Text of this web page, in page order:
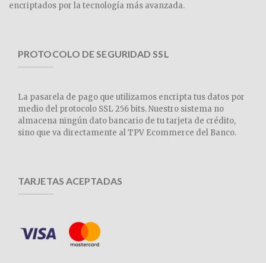
encriptados por la tecnología más avanzada.
PROTOCOLO DE SEGURIDAD SSL
La pasarela de pago que utilizamos encripta tus datos por
medio del protocolo SSL 256 bits. Nuestro sistema no
almacena ningún dato bancario de tu tarjeta de crédito,
sino que va directamente al TPV Ecommerce del Banco.
TARJETAS ACEPTADAS